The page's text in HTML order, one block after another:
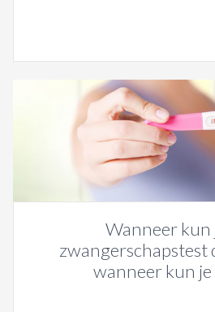
Wanneer kun
zwangerschapstest
wanneer kun je